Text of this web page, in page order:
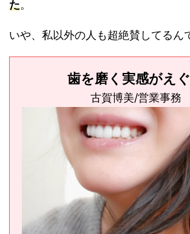
た。
いや、私以外の人も超絶賛してるん
歯を磨く実感がえ
古賀博美/営業事務